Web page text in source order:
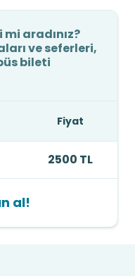
aradınız?
ve seferleri,
bileti
Fiyat
2500 TL
al!